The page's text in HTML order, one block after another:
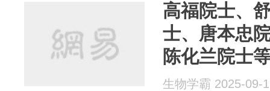
高福院士、
士、唐本忠
陈化兰院士
研究
生物学霸 2025-09-